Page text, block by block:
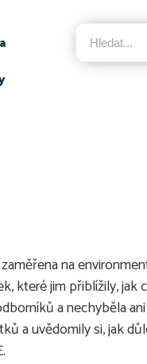
na
které jim přiblížily, jak
a nechyběla
a uvědomily si, jak